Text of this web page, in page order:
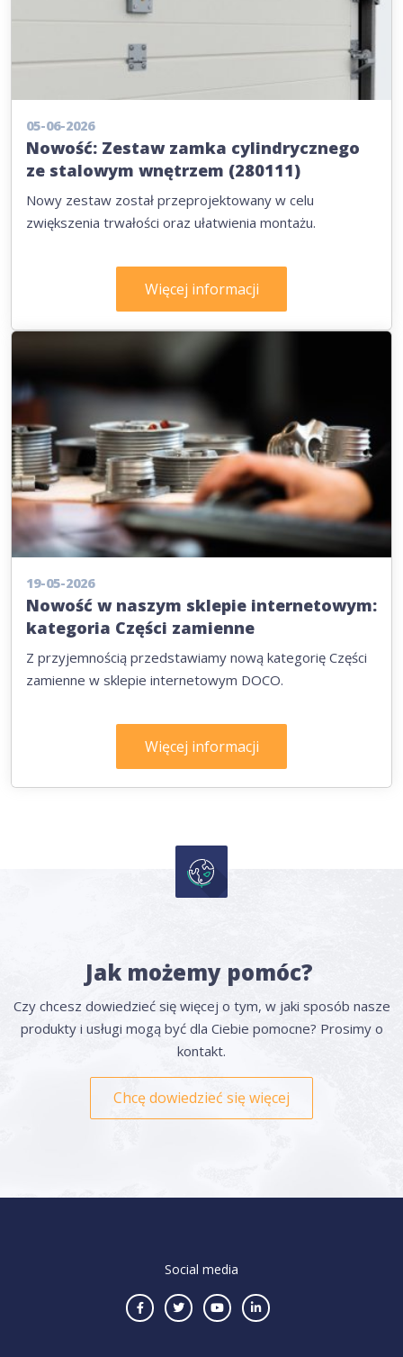
05-06-2026
Nowość: Zestaw zamka cylindrycznego
ze stalowym wnętrzem (280111)
Nowy zestaw został przeprojektowany w celu
zwiększenia trwałości oraz ułatwienia montażu.
Więcej informacji
19-05-2026
Nowość w naszym sklepie internetowym:
kategoria Części zamienne
Z przyjemnością przedstawiamy nową kategorię Części
zamienne w sklepie internetowym DOCO.
Więcej informacji
Jak możemy pomóc?
Czy chcesz dowiedzieć się więcej o tym, w jaki sposób nasze
produkty i usługi mogą być dla Ciebie pomocne? Prosimy o
kontakt.
Chcę dowiedzieć się więcej
Social media